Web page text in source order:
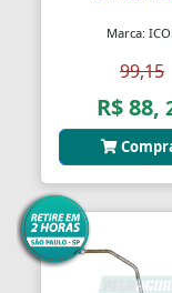
Marca: ICOL
99,15
R$ 88,